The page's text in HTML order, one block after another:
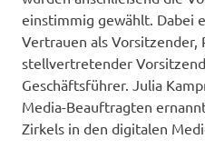
einstimmig gewählt. Dabei
Vertrauen als Vorsitzender,
stellvertretender
Geschäftsführer. Julia
Media-Beauftragten
Zirkels in den digitalen